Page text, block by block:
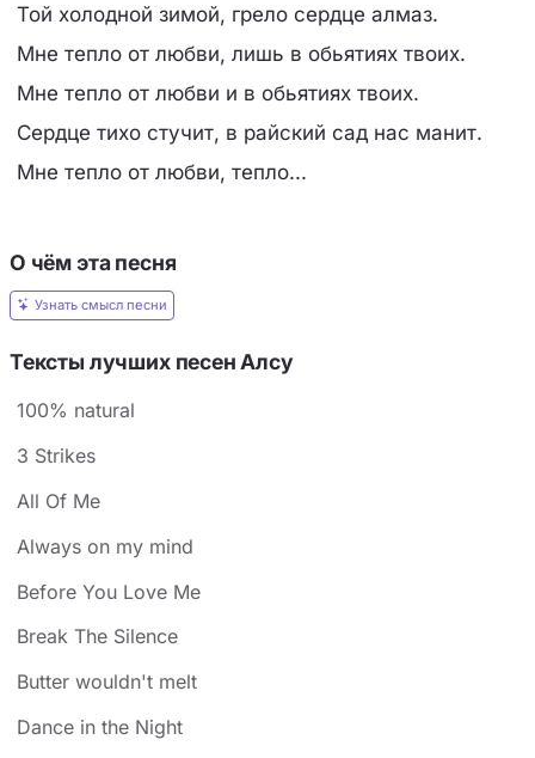
Той холодной зимой, грело сердце алмаз.
Мне тепло от любви, лишь в обьятиях твоих.
Мне тепло от любви и в обьятиях твоих.
Сердце тихо стучит, в райский сад нас манит.
Мне тепло от любви, тепло...
О чём эта песня
Узнать смысл песни
Тексты лучших песен Алсу
100% natural
3 Strikes
All Of Me
Always on my mind
Before You Love Me
Break The Silence
Butter wouldn't melt
Dance in the Night